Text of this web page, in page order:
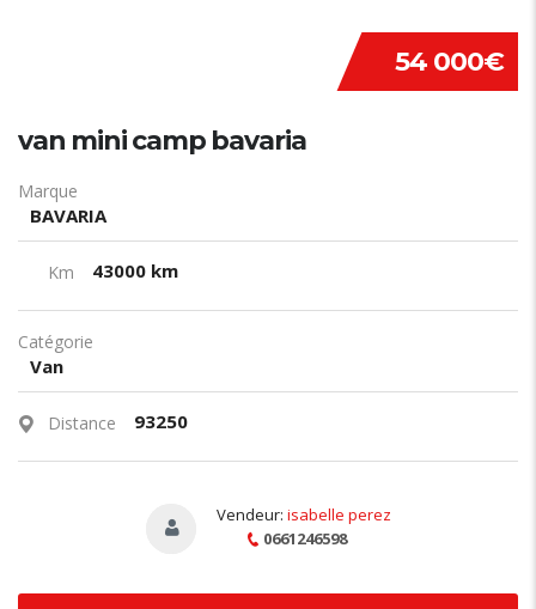
54 000€
van mini camp bavaria
Marque
BAVARIA
Km 43000 km
Catégorie
Van
Distance 93250
Vendeur: isabelle perez
0661246598